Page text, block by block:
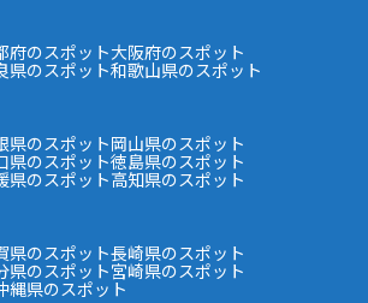
府のスポット大阪府のスポット
県のスポット和歌山県のスポット
県のスポット岡山県のスポット
県のスポット徳島県のスポット
県のスポット高知県のスポット
県のスポット長崎県のスポット
県のスポット宮崎県のスポット
縄県のスポット